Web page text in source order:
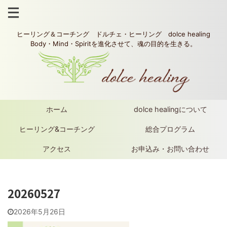
ヒーリング＆コーチング ドルチェ・ヒーリング dolce healing
Body・Mind・Spiritを進化させて、魂の目的を生きる。
ホーム dolce healingについて
ヒーリング&コーチング 総合プログラム
アクセス お申込み・お問い合わせ
20260527
2026年5月26日